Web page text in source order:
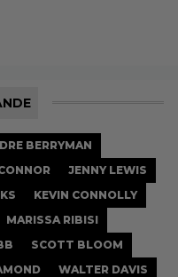
BERRYMAN
JENNY LEWIS
KEVIN CONNOLLY
MARISSA RIBISI
SCOTT BLOOM
WALTER DAVIS